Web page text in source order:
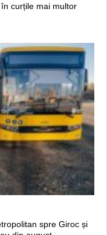
curțile mai multor
spre Giroc și